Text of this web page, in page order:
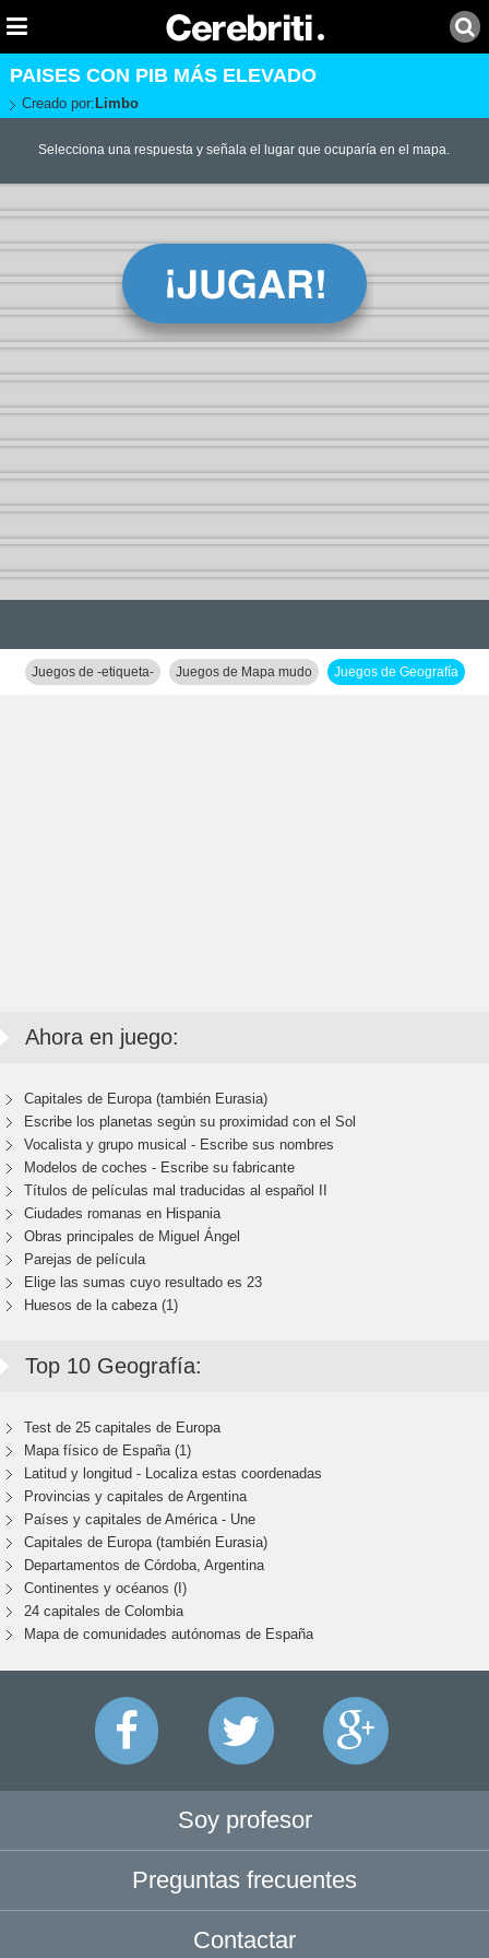
PAISES CON PIB MÁS ELEVADO
Creado por: Limbo
Selecciona una respuesta y señala el lugar que ocuparía en el mapa.
Juegos de -etiqueta- Juegos de Mapa mudo Juegos de Geografía
Ahora en juego:
Capitales de Europa (también Eurasia)
Escribe los planetas según su proximidad con el Sol
Vocalista y grupo musical - Escribe sus nombres
Modelos de coches - Escribe su fabricante
Títulos de películas mal traducidas al español II
Ciudades romanas en Hispania
Obras principales de Miguel Ángel
Parejas de película
Elige las sumas cuyo resultado es 23
Huesos de la cabeza (1)
Top 10 Geografía:
Test de 25 capitales de Europa
Mapa físico de España (1)
Latitud y longitud - Localiza estas coordenadas
Provincias y capitales de Argentina
Países y capitales de América - Une
Capitales de Europa (también Eurasia)
Departamentos de Córdoba, Argentina
Continentes y océanos (I)
24 capitales de Colombia
Mapa de comunidades autónomas de España
Soy profesor
Preguntas frecuentes
Contactar